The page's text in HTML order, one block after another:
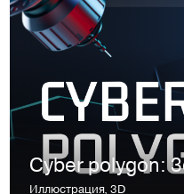
Иллюстрация,3D